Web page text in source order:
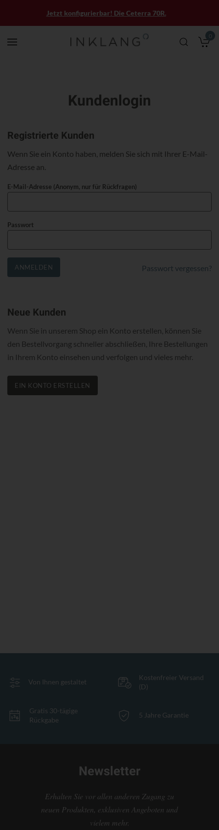
0
Jetzt konfigurierbar! Die Ceterra 70R.
Kundenlogin
Registrierte Kunden
Wenn Sie ein Konto haben, melden Sie sich mit Ihrer E-Mail-
Adresse an.
E-Mail-Adresse (Anonym, nur für Rückfragen)
Passwort
ANMELDEN Passwort vergessen?
Neue Kunden
Wenn Sie in unserem Shop ein Konto erstellen, können Sie
den Bestellvorgang schneller abschließen, Ihre Bestellungen
in Ihrem Konto einsehen und verfolgen und vieles mehr.
EIN KONTO ERSTELLEN
Von Ihnen gestaltet
Kostenfreier Versand
(D)
Gratis 30-tägige
Rückgabe
5 Jahre Garantie
Newsletter
Erhalten Sie vor allen anderen Zugang zu
neuen Produkten, exklusiven Angeboten und
vielem mehr.